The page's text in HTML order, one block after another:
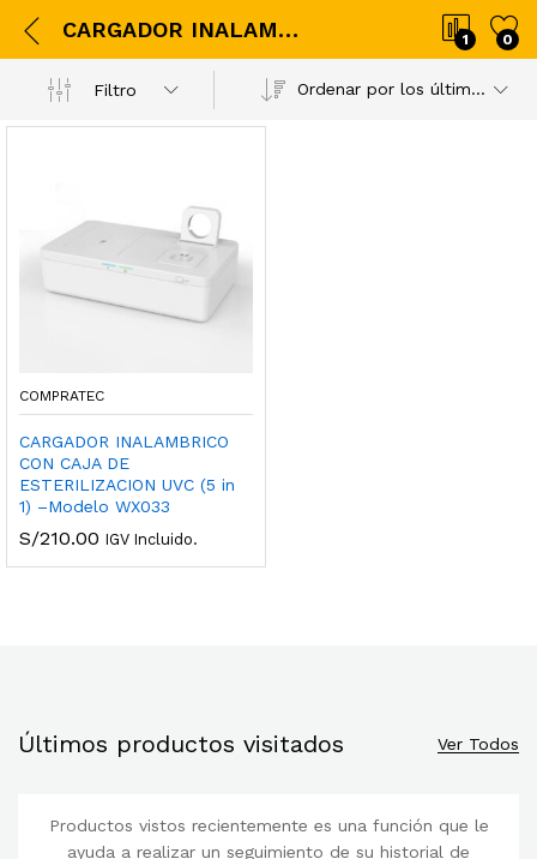
CARGADOR INALAMBRICO CON CAJA DE ESTERILIZACION UVC (5 in 1) –Modelo WX033 1 0
Filtro Ordenar por los últimos
COMPRATEC
CARGADOR INALAMBRICO
CON CAJA DE
ESTERILIZACION UVC (5 in
1) –Modelo WX033
S/210.00 IGV Incluido.
Últimos productos visitados Ver Todos
Productos vistos recientemente es una función que le
ayuda a realizar un seguimiento de su historial de